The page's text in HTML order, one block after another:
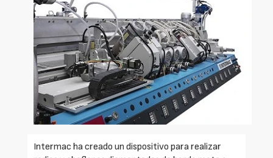
Intermac ha creado un dispositivo para realizar